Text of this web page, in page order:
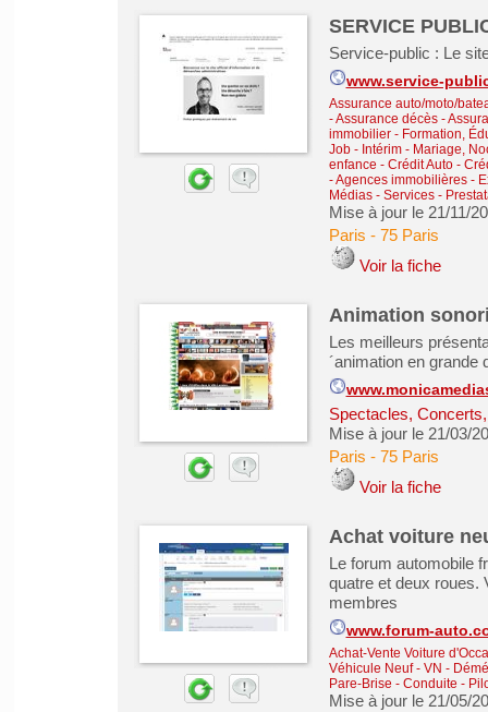
SERVICE
Service-public : Le
www.service-
Assurance auto/moto/
- Assurance décès-
immobilier- Formation,
Job - Intérim- Mariage,
enfance - Crédit Auto-
-Agences immobilières -
Médias- Services -
Mise à jour le 21/11/
Paris - 75 Paris
Voir la fiche
Animation
Les meilleurs
´animation en grande
Spectacles,
Mise à jour le 21/03/
Paris - 75 Paris
Voir la fiche
Achat voiture
Le forum automobile
quatre et deux roues.
membres
www.forum-
Achat-Vente Voiture
Véhicule Neuf - VN -
Pare-Brise - Conduite -
Mise à jour le 21/05/